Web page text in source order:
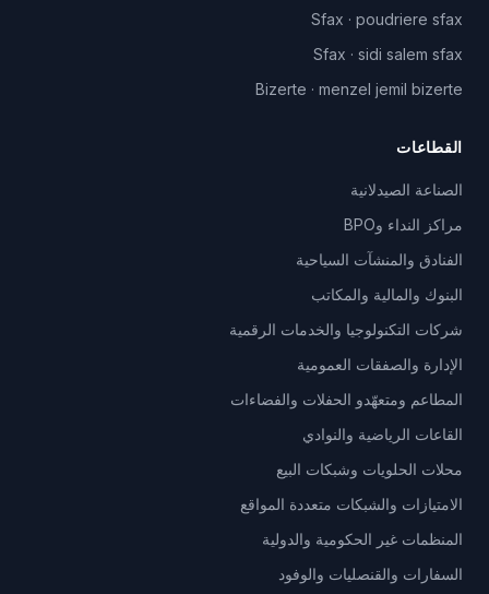
Sfax · poudriere sfax
Sfax · sidi salem sfax
Bizerte · menzel jemil bizerte
القطاعات
الصناعة الصيدلانية
مراكز النداء وBPO
الفنادق والمنشآت السياحية
البنوك والمالية والمكاتب
شركات التكنولوجيا والخدمات الرقمية
الإدارة والصفقات العمومية
المطاعم ومتعهّدو الحفلات والفضاءات
القاعات الرياضية والنوادي
محلات الحلويات وشبكات البيع
الامتيازات والشبكات متعددة المواقع
المنظمات غير الحكومية والدولية
السفارات والقنصليات والوفود